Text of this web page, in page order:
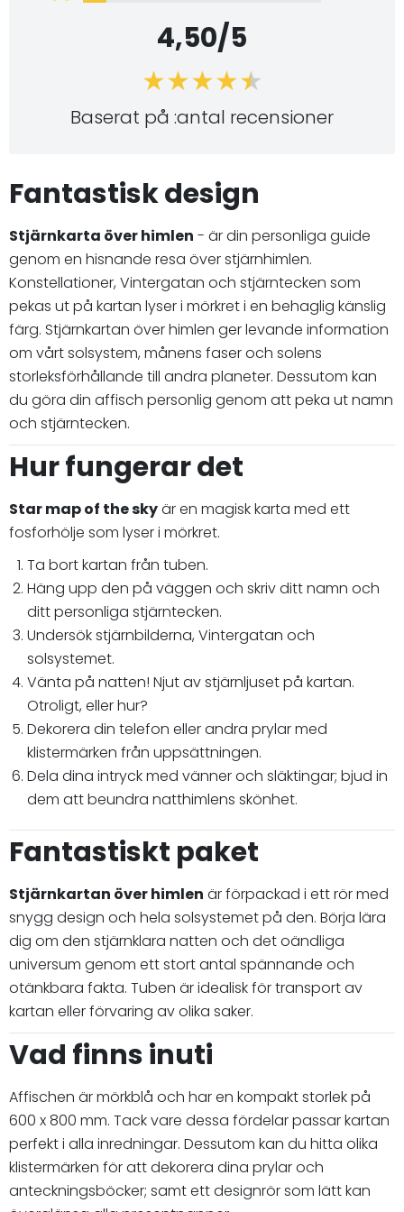
4,50/5
Baserat på :antal recensioner
Fantastisk design
Stjärnkarta över himlen - är din personliga guide
genom en hisnande resa över stjärnhimlen.
Konstellationer, Vintergatan och stjärntecken som
pekas ut på kartan lyser i mörkret i en behaglig känslig
färg. Stjärnkartan över himlen ger levande information
om vårt solsystem, månens faser och solens
storleksförhållande till andra planeter. Dessutom kan
du göra din affisch personlig genom att peka ut namn
och stjärntecken.
Hur fungerar det
Star map of the skyär en magisk karta med ett
fosforhölje som lyser i mörkret.
Ta bort kartan från tuben.
Häng upp den på väggen och skriv ditt namn och
ditt personliga stjärntecken.
Undersök stjärnbilderna, Vintergatan och
solsystemet.
Vänta på natten! Njut av stjärnljuset på kartan.
Otroligt, eller hur?
Dekorera din telefon eller andra prylar med
klistermärken från uppsättningen.
Dela dina intryck med vänner och släktingar; bjud in
dem att beundra natthimlens skönhet.
Fantastiskt paket
Stjärnkartan över himlen är förpackad i ett rör med
snygg design och hela solsystemet på den. Börja lära
dig om den stjärnklara natten och det oändliga
universum genom ett stort antal spännande och
otänkbara fakta. Tuben är idealisk för transport av
kartan eller förvaring av olika saker.
Vad finns inuti
Affischen är mörkblå och har en kompakt storlek på
600 x 800 mm. Tack vare dessa fördelar passar kartan
perfekt i alla inredningar. Dessutom kan du hitta olika
klistermärken för att dekorera dina prylar och
anteckningsböcker; samt ett designrör som lätt kan